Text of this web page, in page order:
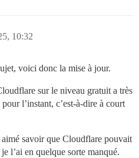
10:32
voici donc la mise à jour.
sur le niveau gratuit a très
l’instant, c’est-à-dire à court
aimé savoir que Cloudflare pouvait
l’ai en quelque sorte manqué.